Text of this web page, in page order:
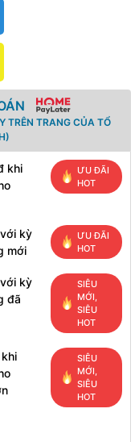
TRÊN TRANG CỦA TỔ
khi
ƯU ĐÃI
HOT
kỳ
mới
ƯU ĐÃI
HOT
kỳ
đã
SIÊU
MỚI,
SIÊU
HOT
SIÊU
MỚI,
SIÊU
HOT